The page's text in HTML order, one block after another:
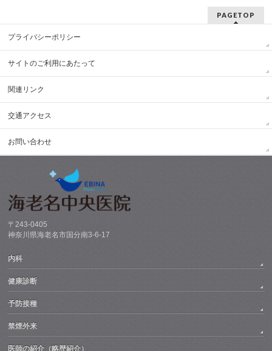
PAGETOP
プライバシーポリシー
サイトのご利用にあたって
関連リンク
交通アクセス
お問い合わせ
〒243-0405
神奈川県海老名市国分南3-6-17
内科
健康診断
予防接種
禁煙外来
医師の紹介（略歴紹介）